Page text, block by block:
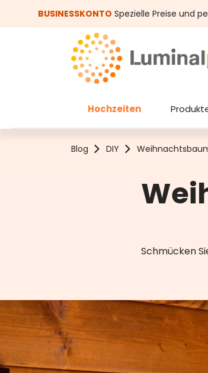
Hauptinhalt springen
Zur Suche springen
BUSINESSKONTO Spezielle Preise und
Hochzeiten
Blog DIY
Schmücken